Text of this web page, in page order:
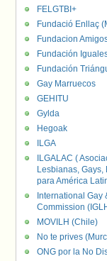
FELGTBI+
Fundació Enllaç
Fundacion
Fundación
Fundación
Gay Marruecos
GEHITU
Gylda
Hegoak
ILGA
ILGALAC (
Lesbianas,
para América
International
Commission
MOVILH (Chile)
No te prives
ONG por la No